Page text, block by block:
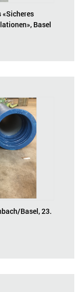
«Sicheres
Basel
Basel, 23.